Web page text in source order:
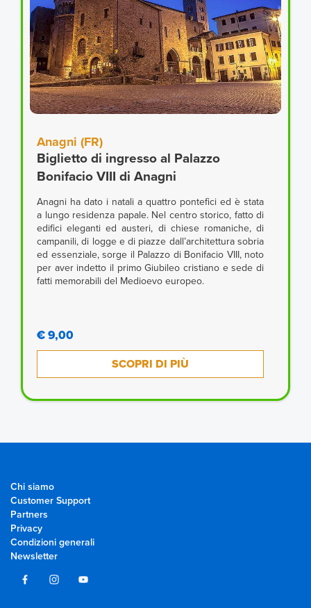
Anagni (FR)
Biglietto di ingresso al Palazzo
Bonifacio VIII di Anagni
Anagni ha dato i natali a quattro pontefici ed è stata
a lungo residenza papale. Nel centro storico, fatto di
edifici eleganti ed austeri, di chiese romaniche, di
campanili, di logge e di piazze dall’architettura sobria
ed essenziale, sorge il Palazzo di Bonifacio VIII, noto
per aver indetto il primo Giubileo cristiano e sede di
fatti memorabili del Medioevo europeo.
€ 9,00
SCOPRI DI PIÙ
Chi siamo
Customer Support
Partners
Privacy
Condizioni generali
Newsletter